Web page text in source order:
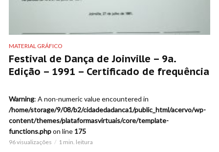
MATERIAL GRÁFICO
Festival de Dança de Joinville – 9a.
Edição – 1991 – Certificado de frequência
Warning: A non-numeric value encountered in
/home/storage/9/08/b2/cidadedadanca1/public_html/acervo/wp-
content/themes/plataformasvirtuais/core/template-
functions.phpon line 175
96 visualizações 1 min. leitura